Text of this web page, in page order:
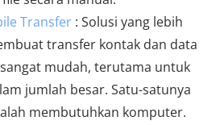
Transfer : Solusi yang lebih
transfer kontak dan data
mudah, terutama untuk
jumlah besar. Satu-satunya
membutuhkan komputer.